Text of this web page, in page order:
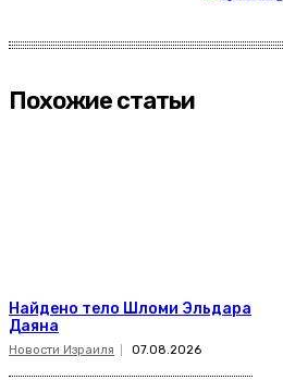
Похожие статьи
Найдено тело Шломи Эльдара
Даяна
Новости Израиля 07.08.2026